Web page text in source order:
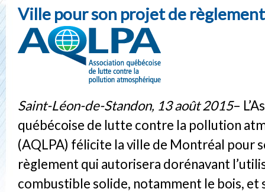
Ville pour son projet de règlement
Saint-Léon-de-Standon, 13 août 2015–
québécoise de lutte contre la pollution
(AQLPA) félicite la ville de Montréal pour
règlement qui autorisera dorénavant
combustible solide, notamment le bois, et